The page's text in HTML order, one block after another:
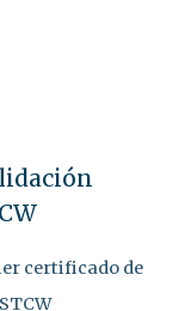
certificado de